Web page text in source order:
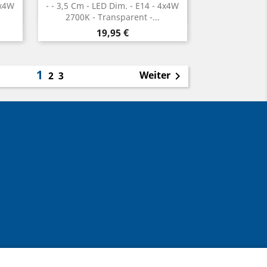
- ¯ 3,5 Cm - LED Dim. - E14 - 4x4W
2700K - Transparent -...
Preis
19,95 €
1 2 3 Weiter